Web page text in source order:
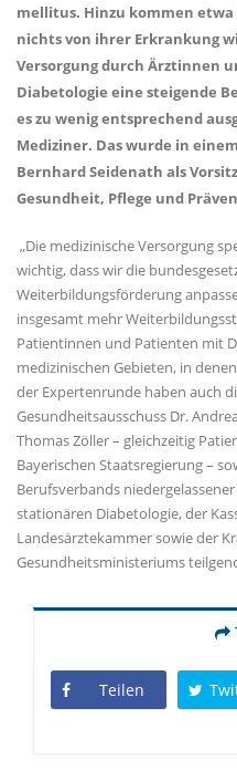
mellitus. Hinzu kommen etwa
nichts von ihrer Erkrankung
Versorgung durch Ärztinnen
Diabetologie eine steigende
es zu wenig entsprechend
Mediziner. Das wurde in
Bernhard Seidenath als
Gesundheit, Pflege und
Die medizinische Versorgung
wichtig, dass wir die
Weiterbildungsförderung
insgesamt mehr
Patientinnen und Patienten mit
medizinischen Gebieten, in
der Expertenrunde haben auch
Gesundheitsausschuss Dr.
Thomas Zöller – gleichzeitig
Bayerischen Staatsregierung –
Berufsverbands
stationären Diabetologie, der
Landesärztekammer sowie der
Gesundheitsministeriums
Teilen